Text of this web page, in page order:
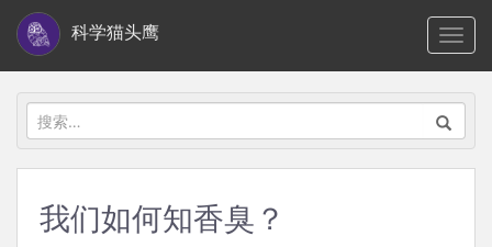
i
科学猫头鹰
搜
索：
我们如何知香臭？